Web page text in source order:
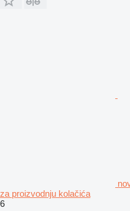
za proizvodnju kolačića
6